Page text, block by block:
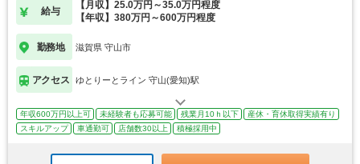
給与
【月収】25.0万円～35.0万円程度
【年収】380万円～600万円程度
勤務地 滋賀県 守山市
アクセス ゆとりーとライン 守山(愛知)駅
年収600万円以上可 未経験者も応募可能 残業月10ｈ以下
産休・育休取得実績有り
スキルアップ
車通勤可 店舗数30以上 積極採用中